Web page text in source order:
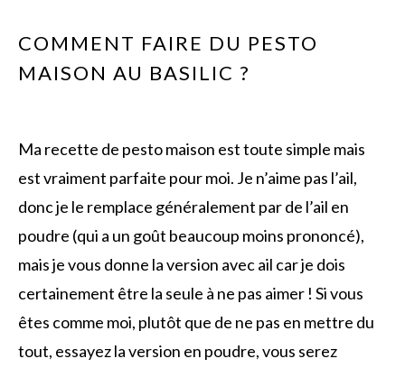
COMMENT FAIRE DU PESTO
MAISON AU BASILIC ?
Ma recette de pesto maison est toute simple mais
est vraiment parfaite pour moi. Je n’aime pas l’ail,
donc je le remplace généralement par de l’ail en
poudre (qui a un goût beaucoup moins prononcé),
mais je vous donne la version avec ail car je dois
certainement être la seule à ne pas aimer ! Si vous
êtes comme moi, plutôt que de ne pas en mettre du
tout, essayez la version en poudre, vous serez